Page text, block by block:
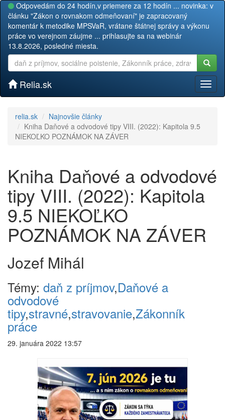
Odpovedám do 24 hodín,v priemere za 12 hodín ... novinka: v
článku "Zákon o rovnakom odmeňovaní" je zapracovaný
komentár k metodike MPSVaR, vrátane štátnej správy a výkonu
práce vo verejnom záujme ... prihlasujte sa na webinár
13.8.2026, posledné miesta.
Relia.sk
relia.sk
Najnovšie články
Kniha Daňové a odvodové tipy VIII. (2022): Kapitola 9.5
NIEKOĽKO POZNÁMOK NA ZÁVER
Kniha Daňové a odvodové
tipy VIII. (2022): Kapitola
9.5 NIEKOĽKO
POZNÁMOK NA ZÁVER
Jozef Mihál
Témy: daň z príjmov,Daňové a
odvodové
tipy,stravné,stravovanie,Zákonník
práce
29. januára 2022 13:57